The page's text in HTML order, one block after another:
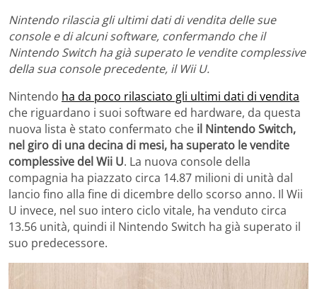
Nintendo rilascia gli ultimi dati di vendita delle sue
console e di alcuni software, confermando che il
Nintendo Switch ha già superato le vendite complessive
della sua console precedente, il Wii U.
Nintendo ha da poco rilasciato gli ultimi dati di vendita
che riguardano i suoi software ed hardware, da questa
nuova lista è stato confermato che il Nintendo Switch,
nel giro di una decina di mesi, ha superato le vendite
complessive del Wii U. La nuova console della
compagnia ha piazzato circa 14.87 milioni di unità dal
lancio fino alla fine di dicembre dello scorso anno. Il Wii
U invece, nel suo intero ciclo vitale, ha venduto circa
13.56 unità, quindi il Nintendo Switch ha già superato il
suo predecessore.